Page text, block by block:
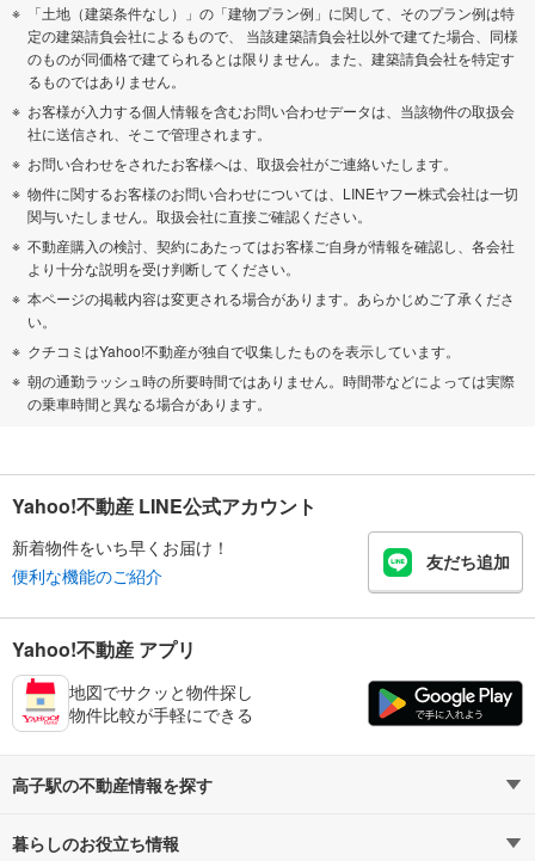
「土地（建築条件なし）」の「建物プラン例」に関して、そのプラン例は特
定の建築請負会社によるもので、 当該建築請負会社以外で建てた場合、同様
のものが同価格で建てられるとは限りません。また、建築請負会社を特定す
るものではありません。
お客様が入力する個人情報を含むお問い合わせデータは、当該物件の取扱会
社に送信され、そこで管理されます。
お問い合わせをされたお客様へは、取扱会社がご連絡いたします。
物件に関するお客様のお問い合わせについては、LINEヤフー株式会社は一切
関与いたしません。取扱会社に直接ご確認ください。
不動産購入の検討、契約にあたってはお客様ご自身が情報を確認し、各会社
より十分な説明を受け判断してください。
本ページの掲載内容は変更される場合があります。あらかじめご了承くださ
い。
クチコミはYahoo!不動産が独自で収集したものを表示しています。
朝の通勤ラッシュ時の所要時間ではありません。時間帯などによっては実際
の乗車時間と異なる場合があります。
Yahoo!不動産 LINE公式アカウント
新着物件をいち早くお届け！
便利な機能のご紹介
友だち追加
Yahoo!不動産 アプリ
地図でサクッと物件探し
物件比較が手軽にできる
高子駅の不動産情報を探す
不動産・住宅
暮らしのお役立ち情報